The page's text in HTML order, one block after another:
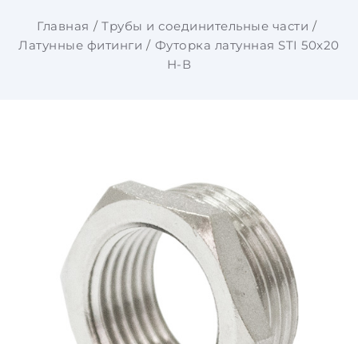
Главная
Трубы и соединительные части
Латунные фитинги
Футорка латунная STI 50x20
Н-В